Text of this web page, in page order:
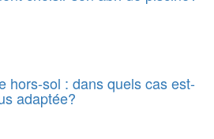
hors-sol : dans quels cas est-
adaptée?